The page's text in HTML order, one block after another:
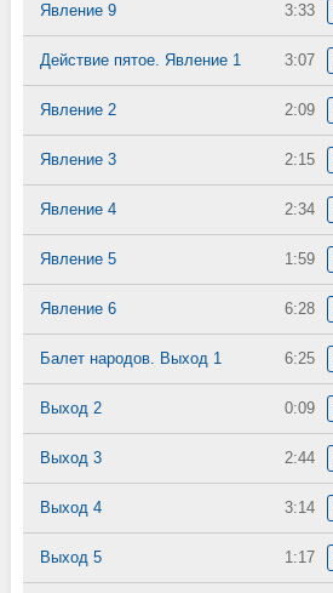
3:33
Явление 9
3:07
Действие пятое. Явление 1
2:09
Явление 2
2:15
Явление 3
2:34
Явление 4
1:59
Явление 5
6:28
Явление 6
6:25
Балет народов. Выход 1
0:09
Выход 2
2:44
Выход 3
3:14
Выход 4
1:17
Выход 5